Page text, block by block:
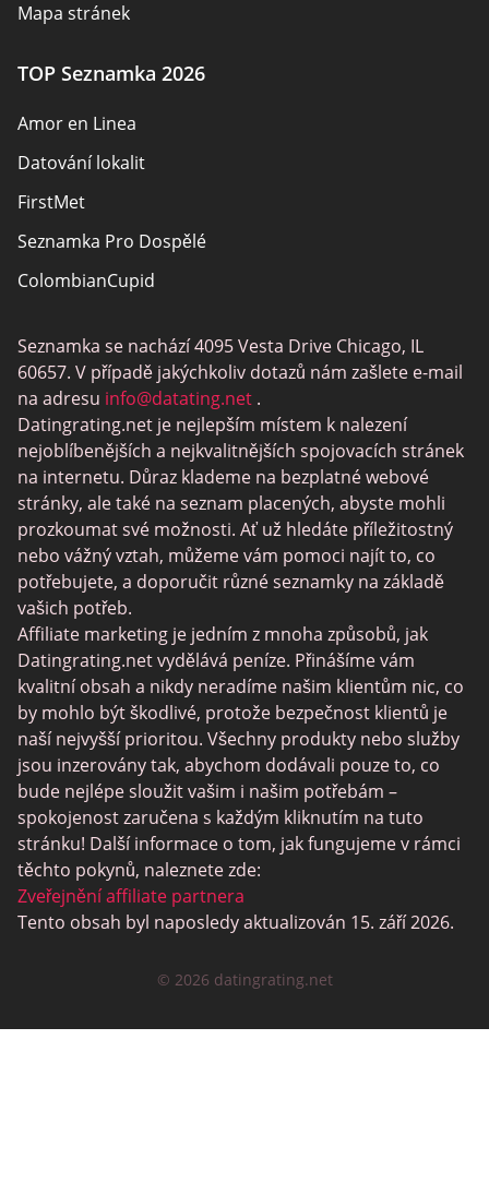
Mapa stránek
TOP Seznamka 2026
Amor en Linea
Datování lokalit
FirstMet
Seznamka Pro Dospělé
ColombianCupid
MeetMindful
Seznamka BDSM
BBPeopleMeet
Stránky Sugar Daddy
JPeopleMeet
Trans Seznamka
Senior Datování Lokalit
MyLOL
Gay Seznamka
Lesbické Seznamky
Černé Datování Lokalit
SugarDaddyMeet
LatinAmericanCupid
CatholicMatch
Seznamka se nachází 4095 Vesta Drive Chicago, IL
60657. V případě jakýchkoliv dotazů nám zašlete e-mail
na adresu info@datating.net .
Datingrating.net je nejlepším místem k nalezení
nejoblíbenějších a nejkvalitnějších spojovacích stránek
na internetu. Důraz klademe na bezplatné webové
stránky, ale také na seznam placených, abyste mohli
prozkoumat své možnosti. Ať už hledáte příležitostný
nebo vážný vztah, můžeme vám pomoci najít to, co
potřebujete, a doporučit různé seznamky na základě
vašich potřeb.
Affiliate marketing je jedním z mnoha způsobů, jak
Datingrating.net vydělává peníze. Přinášíme vám
kvalitní obsah a nikdy neradíme našim klientům nic, co
by mohlo být škodlivé, protože bezpečnost klientů je
naší nejvyšší prioritou. Všechny produkty nebo služby
jsou inzerovány tak, abychom dodávali pouze to, co
bude nejlépe sloužit vašim i našim potřebám –
spokojenost zaručena s každým kliknutím na tuto
stránku! Další informace o tom, jak fungujeme v rámci
těchto pokynů, naleznete zde:
Zveřejnění affiliate partnera
Tento obsah byl naposledy aktualizován 15. září 2026.
© 2026 datingrating.net